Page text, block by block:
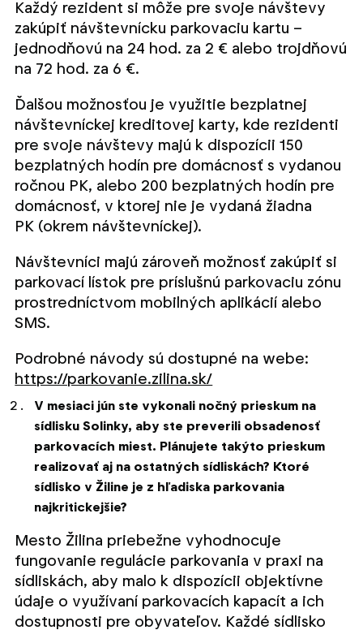
Každý rezident si môže pre svoje návštevy
zakúpiť návštevnícku parkovaciu kartu –
jednodňovú na 24 hod. za 2 € alebo trojdňovú
na 72 hod. za 6 €.
Ďalšou možnosťou je využitie bezplatnej
návštevníckej kreditovej karty, kde rezidenti
pre svoje návštevy majú k dispozícii 150
bezplatných hodín pre domácnosť s vydanou
ročnou PK, alebo 200 bezplatných hodín pre
domácnosť, v ktorej nie je vydaná žiadna
PK (okrem návštevníckej).
Návštevníci majú zároveň možnosť zakúpiť si
parkovací lístok pre príslušnú parkovaciu zónu
prostredníctvom mobilných aplikácií alebo
SMS.
Podrobné návody sú dostupné na webe:
https://parkovanie.zilina.sk/
V mesiaci jún ste vykonali nočný prieskum na
sídlisku Solinky, aby ste preverili obsadenosť
parkovacích miest. Plánujete takýto prieskum
realizovať aj na ostatných sídliskách? Ktoré
sídlisko v Žiline je z hľadiska parkovania
najkritickejšie?
Mesto Žilina priebežne vyhodnocuje
fungovanie regulácie parkovania v praxi na
sídliskách, aby malo k dispozícii objektívne
údaje o využívaní parkovacích kapacít a ich
dostupnosti pre obyvateľov. Každé sídlisko